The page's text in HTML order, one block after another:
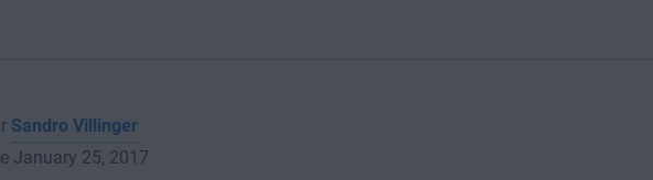
Sandro Villinger
January 25, 2017